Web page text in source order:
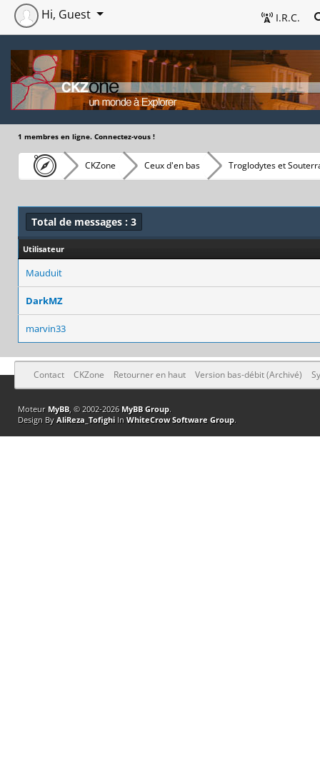
I.R.C.
Hi, Guest
1 membres en ligne. Connectez-vous !
CKZone Ceux d'en bas Troglodytes et
Total de messages : 3
Utilisateur
Mauduit
DarkMZ
marvin33
Contact CKZone Retourner en haut Version bas-débit (Archivé)
Moteur MyBB, © 2002-2026 MyBB Group.
Design By AliReza_TofighiIn WhiteCrow Software Group.